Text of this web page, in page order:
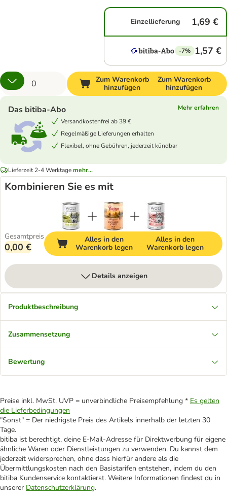
Einzellieferung 1,69 €
-7% 1,57 €
Zum Warenkorb
hinzufügen
Zum Warenkorb
hinzufügen
Das bitiba-Abo
Mehr erfahren
Versandkostenfrei ab 39 €
Regelmäßige Lieferungen erhalten
Flexibel, ohne Gebühren, jederzeit kündbar
Lieferzeit 2-4 Werktagemehr...
Kombinieren Sie es mit
Gesamtpreis
0,00 €
Alles in den
Warenkorb legen
Alles in den
Warenkorb legen
Details anzeigen
Produktbeschreibung
Zusammensetzung
Bewertung
Preise inkl. MwSt. UVP = unverbindliche Preisempfehlung * Es gelten
die Lieferbedingungen
"Sonst" = Der niedrigste Preis des Artikels innerhalb der letzten 30
Tage.
bitiba ist berechtigt, deine E-Mail-Adresse für Direktwerbung für eigene
ähnliche Waren oder Dienstleistungen zu verwenden. Du kannst dem
jederzeit widersprechen, ohne dass hierfür andere als die
Übermittlungskosten nach den Basistarifen entstehen, indem du den
bitiba Kundenservice kontaktierst. Weitere Informationen findest du in
unserer Datenschutzerklärung.